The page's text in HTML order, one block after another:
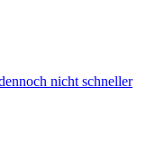
nicht schneller